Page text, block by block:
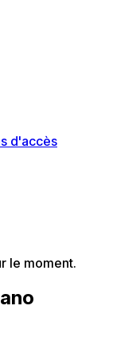
d'accès
le moment.